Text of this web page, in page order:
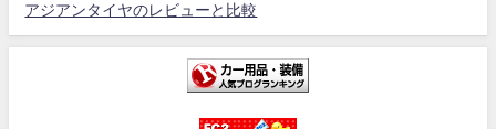
アジアンタイヤのレビューと比較